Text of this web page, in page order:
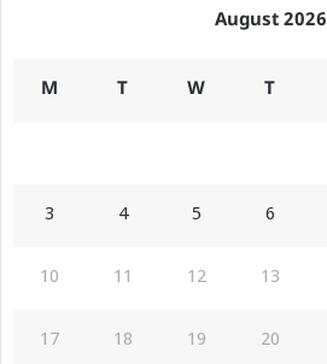
August 2026
M T W T
3 4 5 6
10 11 12 13
17 18 19 20